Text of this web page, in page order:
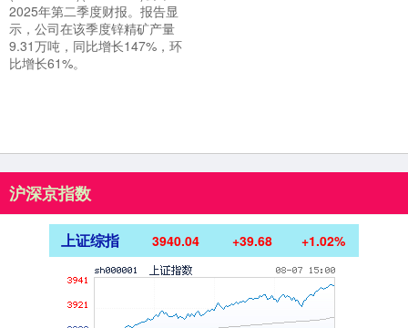
2025年第二季度财报。报告显
示，公司在该季度锌精矿产量
9.31万吨，同比增长147%，环
比增长61%。
沪深京指数
上证综指 3940.04 +39.68 +1.02%